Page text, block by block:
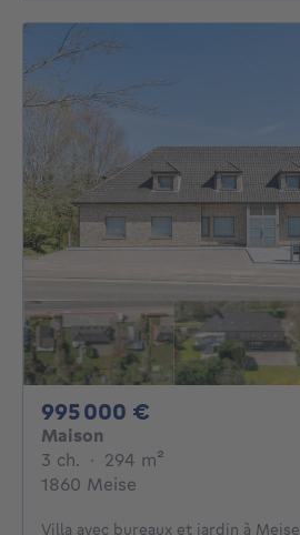
995 000 €
Maison
3 ch. 3 chambres
· 294 m²
1860 Meise
Villa avec bureaux et jardin à Meise